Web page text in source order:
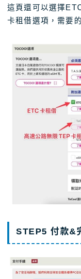
這頁還可以選擇
卡租借選項，需要
STEP5 付款&